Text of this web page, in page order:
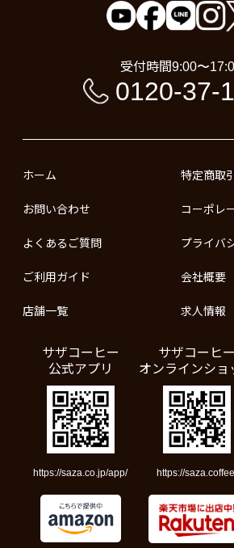
受付時間9:00〜
0120-37-
ホーム
お問い合わせ
よくあるご質問
ご利用ガイド
店舗一覧
特定商取
コーポレ
プライバ
会社概要
求人情報
サザコーヒー
公式アプリ
https://saza.co.jp/app/
サザコーヒー
オンラインショ
https://